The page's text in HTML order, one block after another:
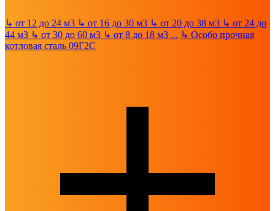
↳ от 12 до 24 м3 ↳ от 16 до 30 м3 ↳ от 20 до 38 м3 ↳ от 24 до
44 м3 ↳ от 30 до 60 м3 ↳ от 8 до 18 м3 ... ↳ Особо прочная
котловая сталь 09Г2С